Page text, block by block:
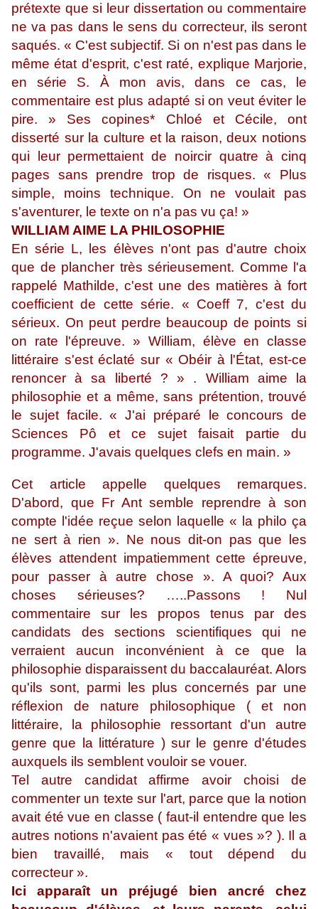
prétexte que si leur dissertation ou commentaire
ne va pas dans le sens du correcteur, ils seront
saqués. « C'est subjectif. Si on n'est pas dans le
même état d'esprit, c'est raté, explique Marjorie,
en série S. À mon avis, dans ce cas, le
commentaire est plus adapté si on veut éviter le
pire. » Ses copines* Chloé et Cécile, ont
disserté sur la culture et la raison, deux notions
qui leur permettaient de noircir quatre à cinq
pages sans prendre trop de risques. « Plus
simple, moins technique. On ne voulait pas
s'aventurer, le texte on n'a pas vu ça! »
WILLIAM AIME LA PHILOSOPHIE
En série L, les élèves n'ont pas d'autre choix
que de plancher très sérieusement. Comme l'a
rappelé Mathilde, c'est une des matières à fort
coefficient de cette série. « Coeff 7, c'est du
sérieux. On peut perdre beaucoup de points si
on rate l'épreuve. » William, élève en classe
littéraire s'est éclaté sur « Obéir à l'État, est-ce
renoncer à sa liberté ? »
.
William aime la
philosophie et a même, sans prétention, trouvé
le sujet facile. « J'ai préparé le concours de
Sciences Pô et ce sujet faisait partie du
programme. J'avais quelques clefs en main. »
Cet article appelle quelques remarques.
D'abord, que Fr Ant semble reprendre à son
compte l'idée reçue selon laquelle « la philo ça
ne sert à rien ». Ne nous dit-on pas que les
élèves attendent impatiemment cette épreuve,
pour passer à autre chose ». A quoi? Aux
choses sérieuses? …..Passons ! Nul
commentaire sur les propos tenus par des
candidats des sections scientifiques qui ne
verraient aucun inconvénient à ce que la
philosophie disparaissent du baccalauréat. Alors
qu'ils sont, parmi les plus concernés par une
réflexion de nature philosophique ( et non
littéraire, la philosophie ressortant d'un autre
genre que la littérature ) sur le genre d'études
auxquels ils semblent vouloir se vouer.
Tel autre candidat affirme avoir choisi de
commenter un texte sur l'art, parce que la notion
avait été vue en classe ( faut-il entendre que les
autres notions n'avaient pas été « vues »? ). Il a
bien travaillé, mais « tout dépend du
correcteur ».
Ici apparaît un préjugé bien ancré chez